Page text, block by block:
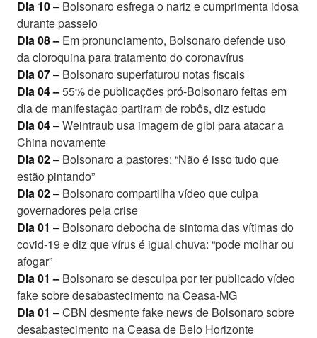
Dia 10– Bolsonaro esfrega o nariz e cumprimenta idosa
durante passeio
Dia 08 – Em pronunciamento, Bolsonaro defende uso
da cloroquina para tratamento do coronavírus
Dia 07– Bolsonaro superfaturou notas fiscais
Dia 04 –55% de publicações pró-Bolsonaro feitas em
dia de manifestação partiram de robôs, diz estudo
Dia 04–Weintraub usa imagem de gibi para atacar a
China novamente
Dia 02– Bolsonaro a pastores: “Não é isso tudo que
estão pintando”
Dia 02– Bolsonaro compartilha vídeo que culpa
governadores pela crise
Dia 01 – Bolsonaro debocha de sintoma das vítimas do
covid-19 e diz que vírus é igual chuva: “pode molhar ou
afogar”
Dia 01 – Bolsonaro se desculpa por ter publicado vídeo
fake sobre desabastecimento na Ceasa-MG
Dia 01 –CBN desmente fake news de Bolsonaro sobre
desabastecimento na Ceasa de Belo Horizonte